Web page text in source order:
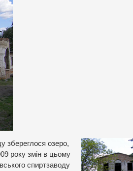
збереглося озеро,
року змін в цьому
спиртзаводу